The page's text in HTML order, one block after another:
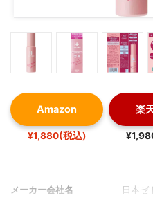
Amazon
¥1,880(税込)
楽
メーカー会社名 日本ゼ